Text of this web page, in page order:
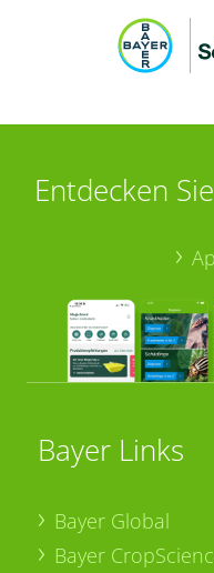
Entdecken
Bayer Links
Bayer Global
Bayer